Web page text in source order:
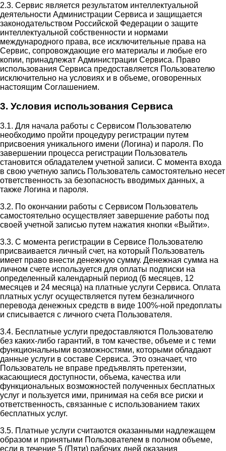
2.3. Сервис является результатом интеллектуальной
деятельности Администрации Сервиса и защищается
законодательством Российской Федерации о защите
интеллектуальной собственности и нормами
международного права, все исключительные права на
Сервис, сопровождающие его материалы и любые его
копии, принадлежат Администрации Сервиса. Право
использования Сервиса предоставляется Пользователю
исключительно на условиях и в объеме, оговоренных
настоящим Соглашением.
3. Условия использования Сервиса
3.1. Для начала работы с Сервисом Пользователю
необходимо пройти процедуру регистрации путем
присвоения уникального имени (Логина) и пароля. По
завершении процесса регистрации Пользователь
становится обладателем учетной записи. С момента входа
в свою учетную запись Пользователь самостоятельно несет
ответственность за безопасность вводимых данных, а
также Логина и пароля.
3.2. По окончании работы с Сервисом Пользователь
самостоятельно осуществляет завершение работы под
своей учетной записью путем нажатия кнопки «Выйти».
3.3. С момента регистрации в Сервисе Пользователю
присваивается личный счет, на который Пользователь
имеет право внести денежную сумму. Денежная сумма на
личном счете используется для оплаты подписки на
определенный календарный период (6 месяцев, 12
месяцев и 24 месяца) на платные услуги Сервиса. Оплата
платных услуг осуществляется путем безналичного
перевода денежных средств в виде 100%-ной предоплаты
и списывается с личного счета Пользователя.
3.4. Бесплатные услуги предоставляются Пользователю
без каких-либо гарантий, в том качестве, объеме и с теми
функциональными возможностями, которыми обладают
данные услуги в составе Сервиса. Это означает, что
Пользователь не вправе предъявлять претензии,
касающиеся доступности, объема, качества или
функциональных возможностей полученных бесплатных
услуг и пользуется ими, принимая на себя все риски и
ответственность, связанные с использованием таких
бесплатных услуг.
3.5. Платные услуги считаются оказанными надлежащем
образом и принятыми Пользователем в полном объеме,
если в течение 5 (Пяти) рабочих дней оказания